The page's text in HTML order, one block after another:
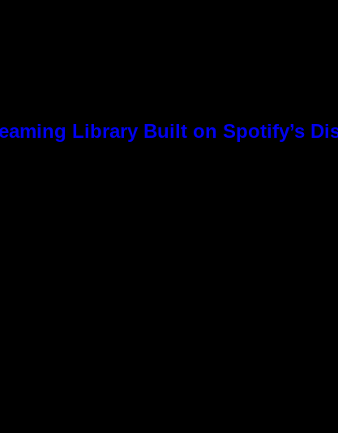
Library Built on Spotify’s